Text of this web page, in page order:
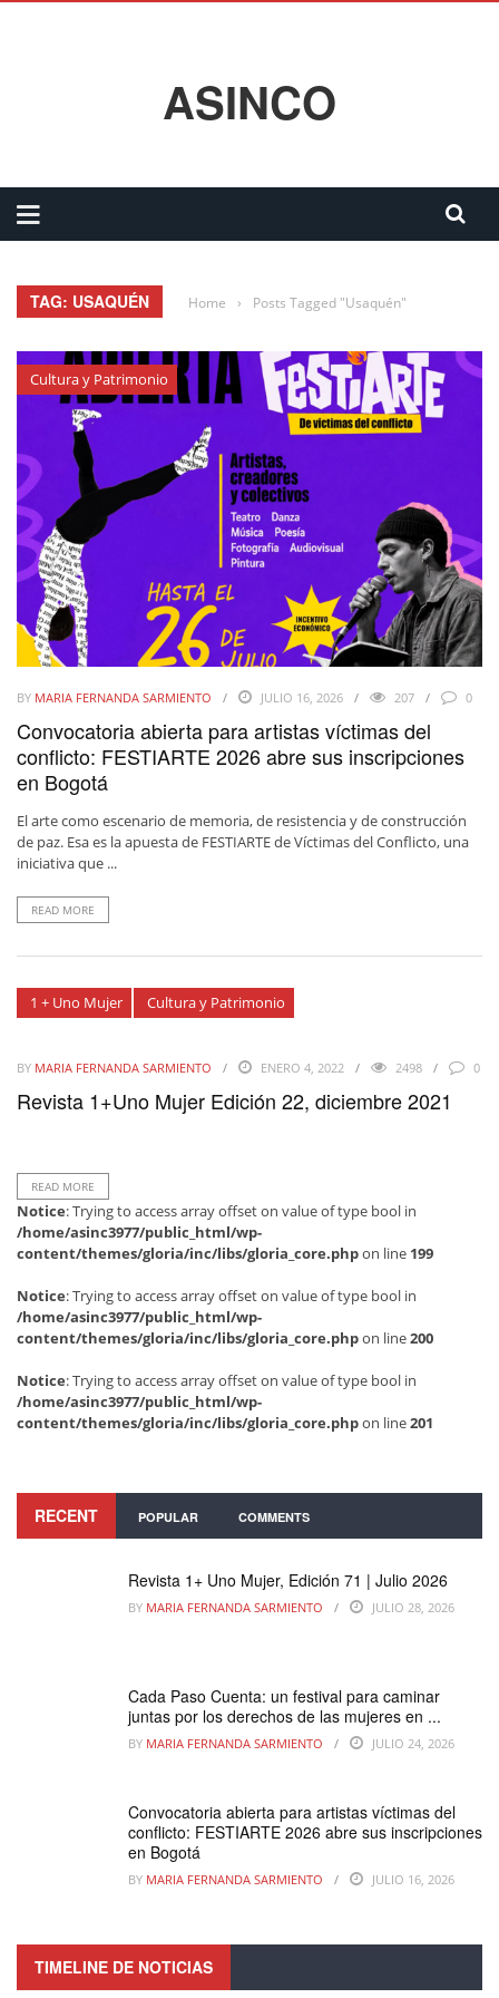
ASINCO
TAG: USAQUÉN Home › Posts Tagged "Usaquén"
Cultura y Patrimonio
BY MARIA FERNANDA SARMIENTO JULIO 16, 2026 207 0
Convocatoria abierta para artistas víctimas del
conflicto: FESTIARTE 2026 abre sus inscripciones
en Bogotá
El arte como escenario de memoria, de resistencia y de construcción
de paz. Esa es la apuesta de FESTIARTE de Víctimas del Conflicto, una
iniciativa que ...
READ MORE
1 + Uno Mujer Cultura y Patrimonio
BY MARIA FERNANDA SARMIENTO ENERO 4, 2022 2498 0
Revista 1+Uno Mujer Edición 22, diciembre 2021
READ MORE
Notice: Trying to access array offset on value of type bool in
/home/asinc3977/public_html/wp-
content/themes/gloria/inc/libs/gloria_core.phpon line 199
Notice: Trying to access array offset on value of type bool in
/home/asinc3977/public_html/wp-
content/themes/gloria/inc/libs/gloria_core.phpon line200
Notice: Trying to access array offset on value of type bool in
/home/asinc3977/public_html/wp-
content/themes/gloria/inc/libs/gloria_core.phpon line201
RECENT POPULAR COMMENTS
Revista 1+ Uno Mujer, Edición 71 | Julio 2026
BY MARIA FERNANDA SARMIENTO JULIO 28, 2026
Cada Paso Cuenta: un festival para caminar
juntas por los derechos de las mujeres en ...
BY MARIA FERNANDA SARMIENTO JULIO 24, 2026
Convocatoria abierta para artistas víctimas del
conflicto: FESTIARTE 2026 abre sus inscripciones
en Bogotá
BY MARIA FERNANDA SARMIENTO JULIO 16, 2026
TIMELINE DE NOTICIAS